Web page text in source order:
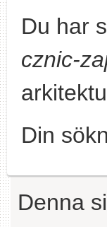
Du har
cznic-
Din
Denna